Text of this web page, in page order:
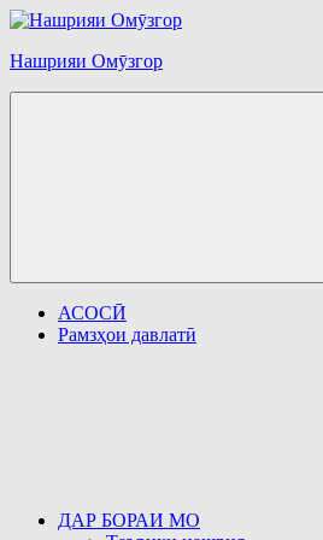
Перейти
содержимому
Нашрияи Омӯзгор
АСОСӢ
Рамзҳои давлатӣ
ДАР БОРАИ МО